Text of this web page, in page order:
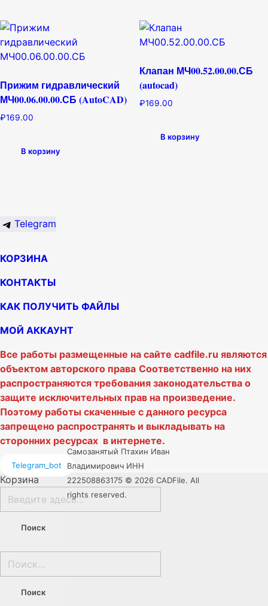
Прижим гидравлический
МЧ00.06.00.00.СБ (AutoCAD)
₽169.00
В корзину
Клапан МЧ00.52.00.00.СБ
(autocad)
₽169.00
В корзину
Telegram
КОРЗИНА
КОНТАКТЫ
КАК ПОЛУЧИТЬ ФАЙЛЫ
МОЙ АККАУНТ
Все работы размещенные на сайте cadfile.ru являются
объектом авторского права Соответственно на них
распространяются требования законодательства о
защите исключительных прав на произведение.
Поэтому работы скаченные с данного ресурса
запрещено распространять и выкладывать на
сторонних ресурсах в интернете.
Telegram_bot
Самозанятый Птахин Иван
Владимирович ИНН
222508863175 © 2026 CADFile. All
rights reserved.
Корзина